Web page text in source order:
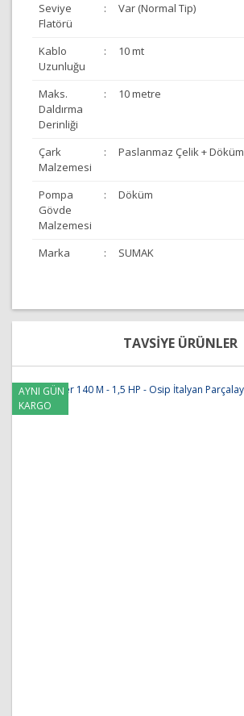
Seviye
Flatörü
: Var (Normal Tip)
Kablo
Uzunluğu
: 10 mt
Maks.
Daldırma
Derinliği
: 10 metre
Çark
Malzemesi
: Paslanmaz Çelik +
Pompa
Gövde
Malzemesi
: Döküm
Marka : SUMAK
Bu ürünün fiyat bilgisi, resim, ürün
diğer konularda yetersiz gördüğünüz
formunu kullanarak tarafımıza
Ürün resmi kalitesiz, bozuk veya
Ürün açıklamasında eksik bilgiler
TAVSİYE ÜRÜNLER
AYNI GÜN
KARGO